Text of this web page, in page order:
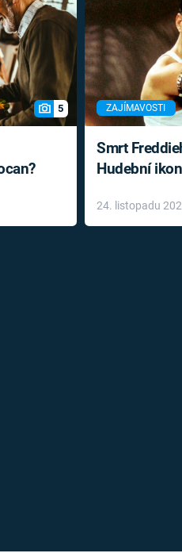
5 ZAJÍMAVOSTI
Smrt
Hudební
léky
24. listopadu